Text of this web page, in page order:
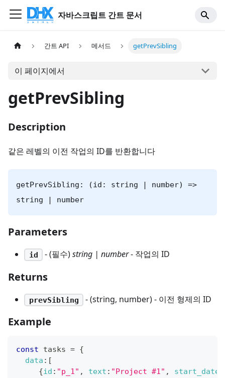
자바스크립트 간트 문서
간트 API 메서드 getPrevSibling
이 페이지에서
getPrevSibling
Description
같은 레벨의 이전 작업의 ID를 반환합니다
getPrevSibling: (id: string | number) =>
string | number
Parameters
id - (필수)string | number- 작업의 ID
Returns
prevSibling - (string, number) - 이전 형제의 ID
Example
const tasks = {
data : [
{id : "p_1" , text : "Project #1" , start_date